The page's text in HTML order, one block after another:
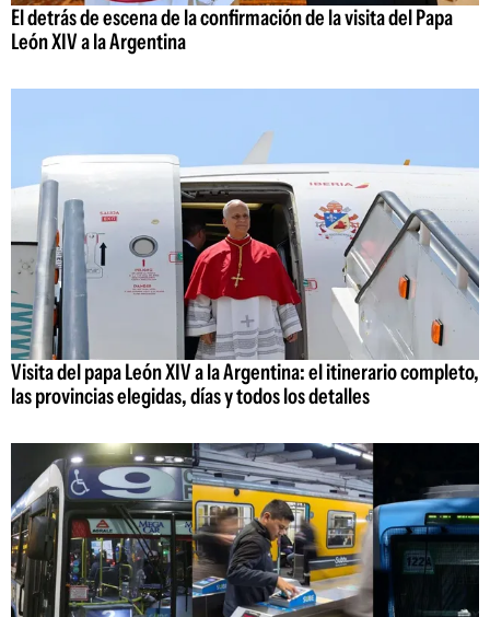
El detrás de escena de la confirmación de la visita del Papa
León XIV a la Argentina
Visita del papa León XIV a la Argentina: el itinerario completo,
las provincias elegidas, días y todos los detalles